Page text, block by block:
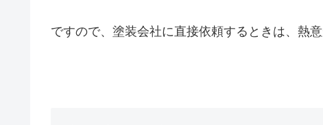
ですので、塗装会社に直接依頼するときは、熱